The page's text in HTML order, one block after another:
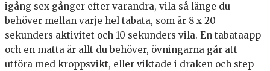
igång sex gånger efter varandra, vila så länge du
behöver mellan varje hel tabata, som är 8 x 20
sekunders aktivitet och 10 sekunders vila. En tabataapp
och en matta är allt du behöver, övningarna går att
utföra med kroppsvikt, eller viktade i draken och step